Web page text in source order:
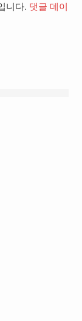
니다. 댓글 데이